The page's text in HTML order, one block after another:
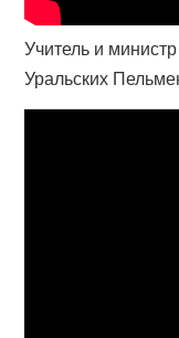
Учитель и
Уральских